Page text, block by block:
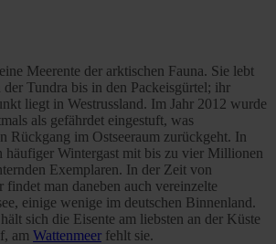
Meerente der arktischen Fauna. Sie lebt
Tundra bis in den Packeisgürtel; ihr
liegt in Westrussland. Im Jahr 2012 wurde
als gefährdet eingestuft, was
Rückgang im Ostseeraum zurückgeht. In
häufiger Wintergast mit bis zu vier Millionen
Exemplaren. In der Zeit von
findet man daneben auch vereinzelte
einige wenige im deutschen Binnenland.
sich die Eisente am liebsten an der Küste
am Wattenmeer fehlt sie.